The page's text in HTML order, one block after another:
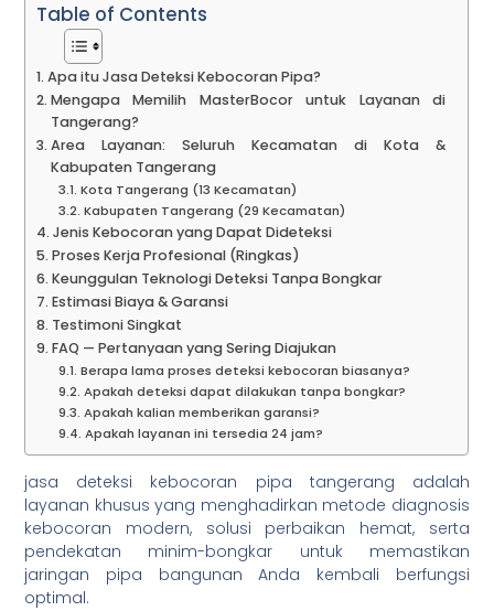
Table of Contents
Apa itu Jasa Deteksi Kebocoran Pipa?
Mengapa Memilih MasterBocor untuk Layanan di
Tangerang?
Area Layanan: Seluruh Kecamatan di Kota &
Kabupaten Tangerang
Kota Tangerang (13 Kecamatan)
Kabupaten Tangerang (29 Kecamatan)
Jenis Kebocoran yang Dapat Dideteksi
Proses Kerja Profesional (Ringkas)
Keunggulan Teknologi Deteksi Tanpa Bongkar
Estimasi Biaya & Garansi
Testimoni Singkat
FAQ — Pertanyaan yang Sering Diajukan
Berapa lama proses deteksi kebocoran biasanya?
Apakah deteksi dapat dilakukan tanpa bongkar?
Apakah kalian memberikan garansi?
Apakah layanan ini tersedia 24 jam?
jasa deteksi kebocoran pipa tangerang adalah
layanan khusus yang menghadirkan metode diagnosis
kebocoran modern, solusi perbaikan hemat, serta
pendekatan minim-bongkar untuk memastikan
jaringan pipa bangunan Anda kembali berfungsi
optimal.